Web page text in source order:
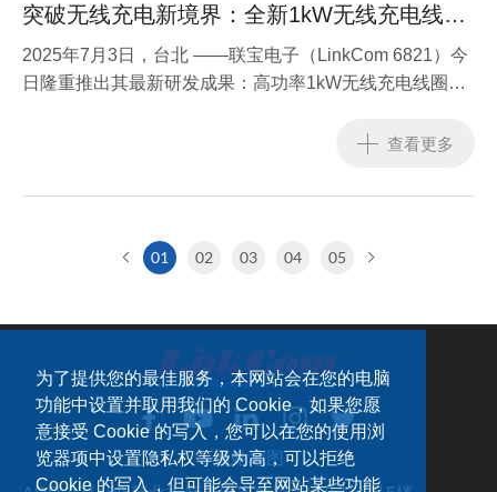
为了提供您的最佳服务，本网站会在您的电脑
功能中设置并取用我们的 Cookie，如果您愿
意接受 Cookie 的写入，您可以在您的使用浏
览器项中设置隐私权等级为高，可以拒绝
Cookie 的写入，但可能会导至网站某些功能
突破无线充电新境界：全新1kW无线充电线圈
正式发表
2025年7月3日，台北 ——联宝电子（LinkCom 6821）今
日隆重推出其最新研发成果：高功率1kW无线充电线圈模
术不仅突破了无线充电的功率限制，更在设计弹性与环境
查看更多
01 02 03 04 05
网站地图